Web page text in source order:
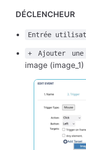
DÉCLENCHEUR
Entrée
+ Ajouter
image (image_1)